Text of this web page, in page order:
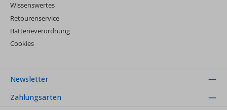
Wissenswertes
Retourenservice
Batterieverordnung
Cookies
Newsletter
Zahlungsarten